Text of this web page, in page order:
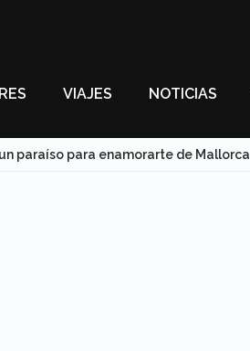
VIAJES NOTICIAS
paraíso para enamorarte de Mallorca